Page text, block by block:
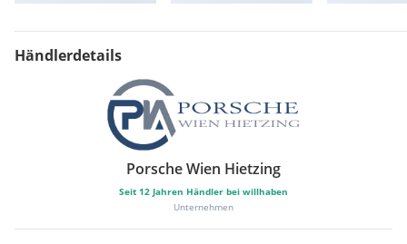
Händlerdetails
Porsche Wien Hietzing
Seit 12 Jahren Händler bei willhaben
Unternehmen